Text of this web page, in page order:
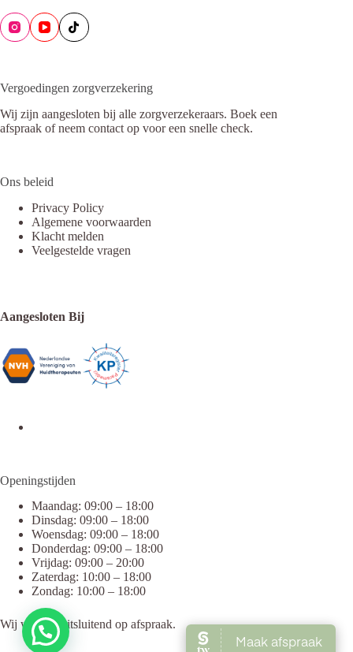
Vergoedingen zorgverzekering
Wij zijn aangesloten bij alle zorgverzekeraars. Boek een
afspraak of neem contact op voor een snelle check.
Ons beleid
Privacy Policy
Algemene voorwaarden
Klacht melden
Veelgestelde vragen
Aangesloten Bij
Openingstijden
Maandag: 09:00 – 18:00
Dinsdag: 09:00 – 18:00
Woensdag: 09:00 – 18:00
Donderdag: 09:00 – 18:00
Vrijdag: 09:00 – 20:00
Zaterdag: 10:00 – 18:00
Zondag: 10:00 – 18:00
Wij werken uitsluitend op afspraak.